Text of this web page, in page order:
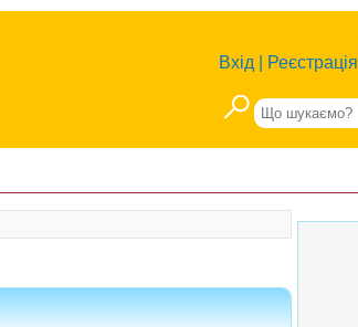
Вхід Реєстрація